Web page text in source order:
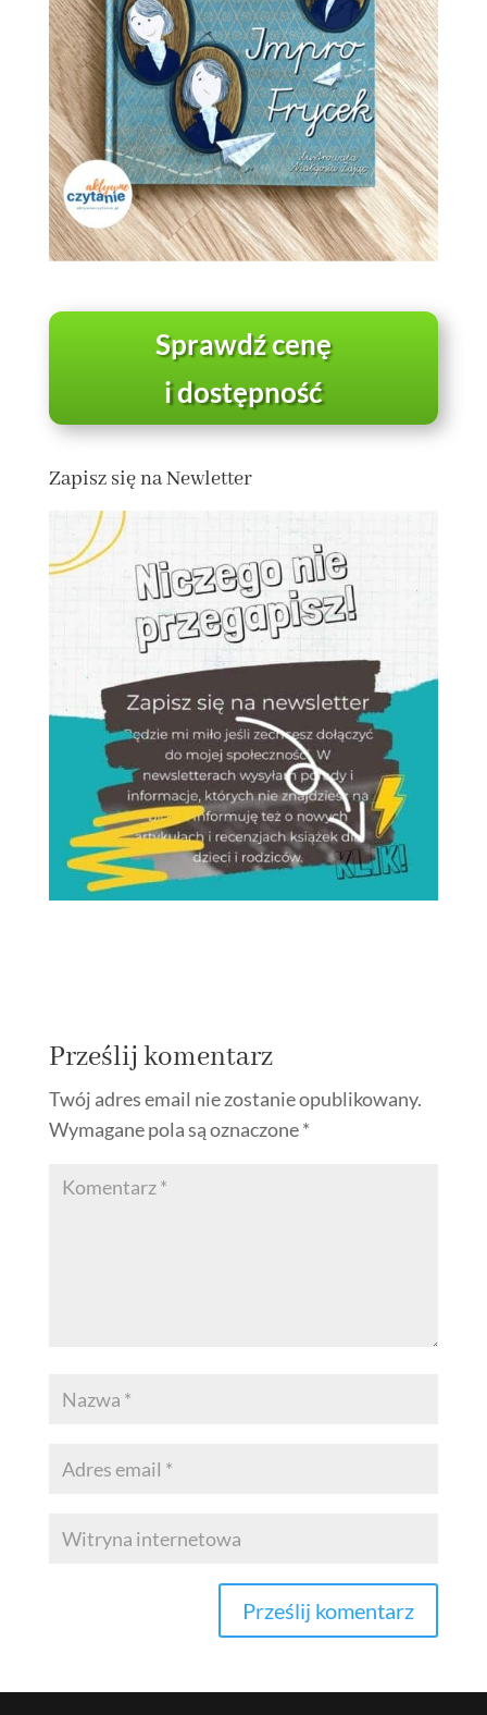
Sprawdź cenę
i dostępność
Zapisz się na Newletter
Prześlij komentarz
Twój adres email nie zostanie opublikowany.
Wymagane pola są oznaczone*